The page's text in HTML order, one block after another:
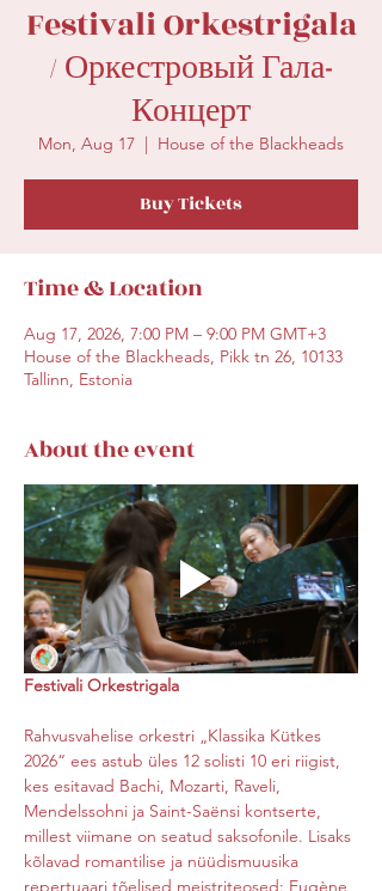
Festivali Orkestrigala
/ Оркестровый Гала-
Концерт
Mon, Aug 17
  |
House of the Blackheads
Buy Tickets
Time & Location
Aug 17, 2026, 7:00 PM – 9:00 PM GMT+3
House of the Blackheads, Pikk tn 26, 10133
Tallinn, Estonia
About the event
Festivali Orkestrigala
Rahvusvahelise orkestri „Klassika Kütkes
2026“ ees astub üles 12 solisti 10 eri riigist,
kes esitavad Bachi, Mozarti, Raveli,
Mendelssohni ja Saint-Saënsi kontserte,
millest viimane on seatud saksofonile. Lisaks
kõlavad romantilise ja nüüdismuusika
repertuaari tõelised meistriteosed: Eugène